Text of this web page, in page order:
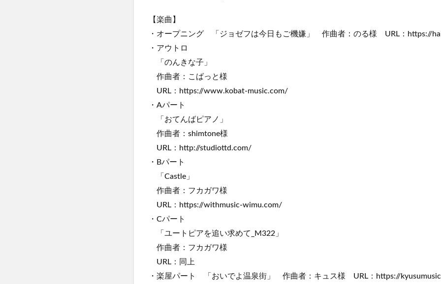
【楽曲】
・オープニング 「ジョゼフは今日もご機嫌」 作曲者：のる様 URL：https://
・アウトロ
「のんきな子」
作曲者：こばっと様
URL：https://www.kobat-music.com/
・Aパート
「おてんばピアノ」
作曲者：shimtone様
URL：http://studiottd.com/
・Bパート
「Castle」
作曲者：フカガワ様
URL：https://withmusic-wimu.com/
・Cパート
「ユートピアを追い求めて_M322」
作曲者：フカガワ様
URL：同上
・楽屋パート 「おいでよ温泉街」 作曲者：キュス様 URL：https://